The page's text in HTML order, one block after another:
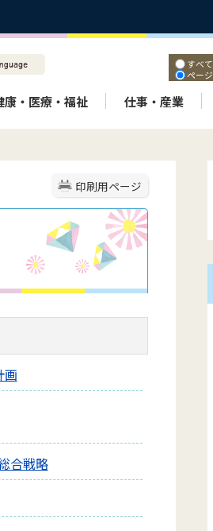
すべて
ページ
康・医療・福祉 仕事・産業
印刷用ページ
画
合戦略